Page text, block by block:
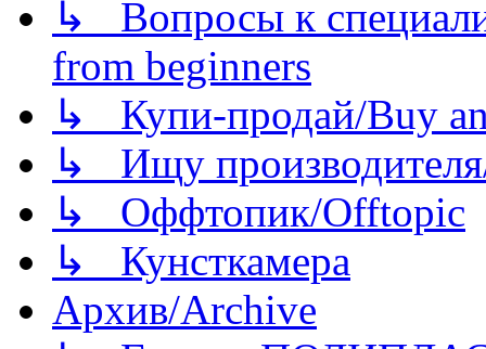
↳ Вопросы к
from beginners
↳ Купи-продай/Buy
↳ Ищу
↳ Оффтопик/Offtopic
↳ Кунсткамера
Архив/Archive